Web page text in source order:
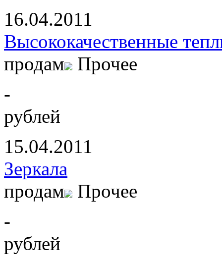
16.04.2011
Высококачественные
продам
Прочее
-
рублей
15.04.2011
Зеркала
продам
Прочее
-
рублей